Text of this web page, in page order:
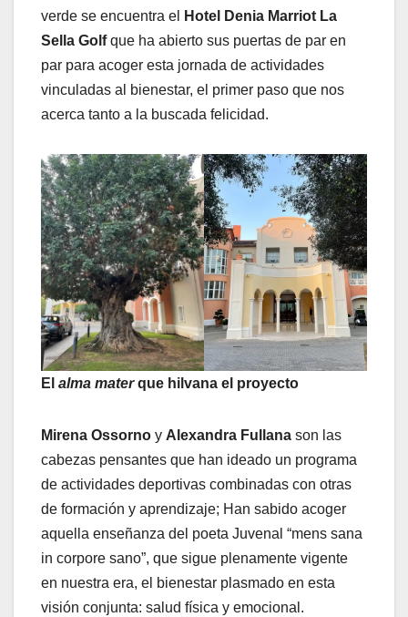
verde se encuentra el
Hotel Denia Marriot La
Sella Golfque ha abierto sus puertas de par en
par para acoger esta jornada de actividades
vinculadas al bienestar, el primer paso que nos
acerca tanto a la buscada felicidad.
El alma materque hilvana el proyecto
Mirena Ossorno y Alexandra Fullana son las
cabezas pensantes que han ideado un programa
de actividades deportivas combinadas con otras
de formación y aprendizaje; Han sabido acoger
aquella enseñanza del poeta Juvenal “mens sana
in corpore sano”, que sigue plenamente vigente
en nuestra era, el bienestar plasmado en esta
visión conjunta: salud física y emocional.